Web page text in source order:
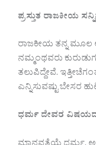
ಪ್ರಸ್ತುತ ರಾಜಕೀಯ
ರಾಜಕೀಯ ತನ್ನ ಮೂಲ
ನಮ್ಮಂಥವರು
ತಲುಪಿದ್ದೇವೆ.
ಎನ್ನಿಸುವಷ್ಟು ಬೇಸರ
ಧರ್ಮ ದೇವರ